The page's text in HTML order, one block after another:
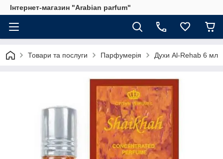
Інтернет-магазин "Arabian parfum"
Товари та послуги Парфумерія Духи Al-Rehab 6 мл